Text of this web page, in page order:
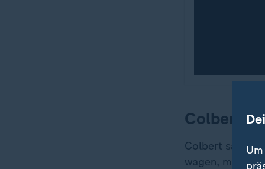
Colbert
Colbert sagte
wagen, mein